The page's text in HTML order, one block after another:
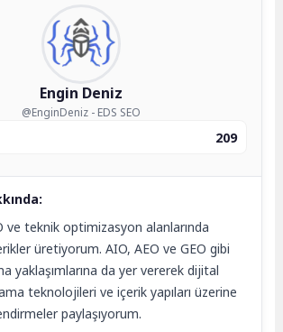
Engin Deniz
@EnginDeniz - EDS SEO
209
ve teknik optimizasyon alanlarında
üretiyorum. AIO, AEO ve GEO gibi
yaklaşımlarına da yer vererek dijital
teknolojileri ve içerik yapıları üzerine
paylaşıyorum.